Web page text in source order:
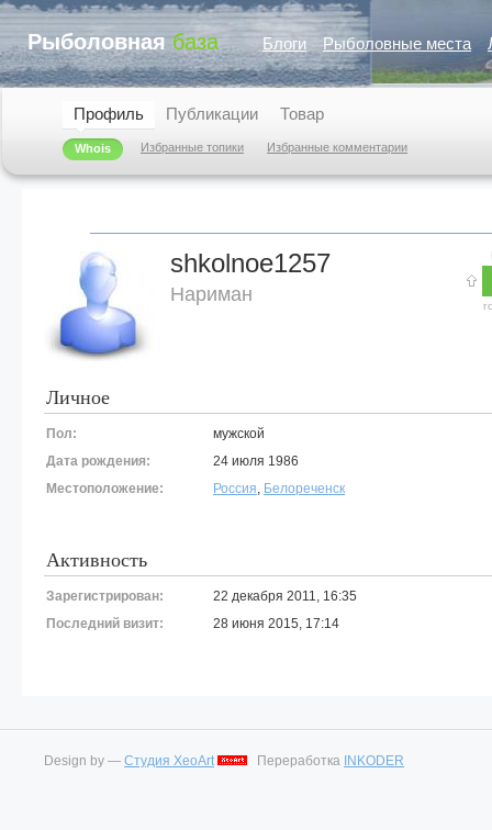
Рыболовная база Блоги Рыболовные места
Профиль
Whois Избранные топики Избранные комментарии
Публикации Товар
shkolnoe1257
Нариман
Личное
Пол:
мужской
Дата рождения:
24 июля 1986
Местоположение:
Россия, Белореченск
Активность
Зарегистрирован:
22 декабря 2011, 16:35
Последний визит:
28 июня 2015, 17:14
Design by — Студия XeoArt Переработка INKODER